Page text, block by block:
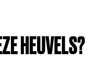
HEUVELS?